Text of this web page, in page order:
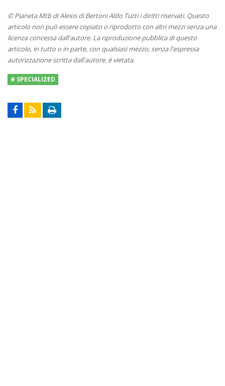
© Pianeta Mtb di Alexis di Bertoni Aldo Tutti i diritti riservati. Questo
articolo non può essere copiato o riprodotto con altri mezzi senza una
licenza concessa dall'autore. La riproduzione pubblica di questo
articolo, in tutto o in parte, con qualsiasi mezzo, senza l'espressa
autorizzazione scritta dall'autore, è vietata.
# SPECIALIZED